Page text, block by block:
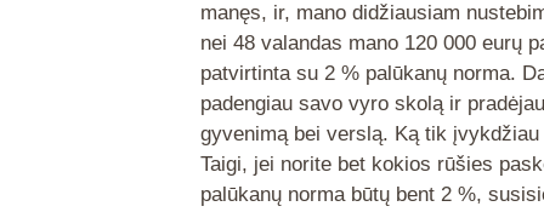
manęs, ir, mano didžiausiam
nei 48 valandas mano 120 000 eurų
patvirtinta su 2 % palūkanų norma.
padengiau savo vyro skolą ir
gyvenimą bei verslą. Ką tik
Taigi, jei norite bet kokios rūšies
palūkanų norma būtų bent 2 %,